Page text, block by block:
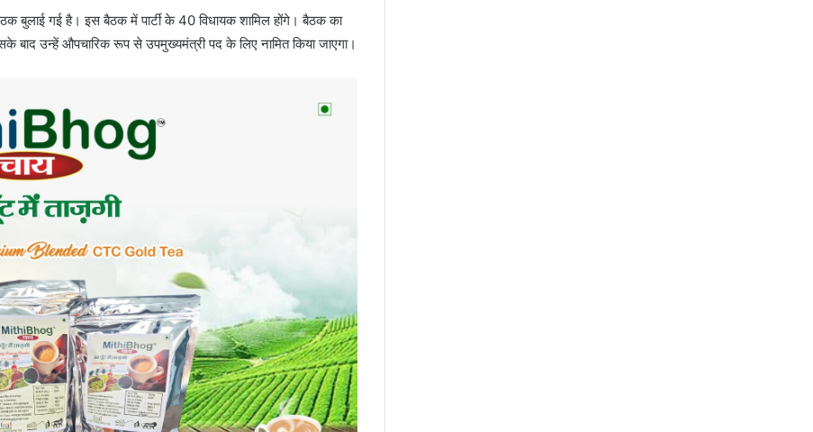
बुलाई गई है। इस बैठक में पार्टी के 40 विधायक शामिल होंगे। बैठक का
बाद उन्हें औपचारिक रूप से उपमुख्यमंत्री पद के लिए नामित किया जाएगा।